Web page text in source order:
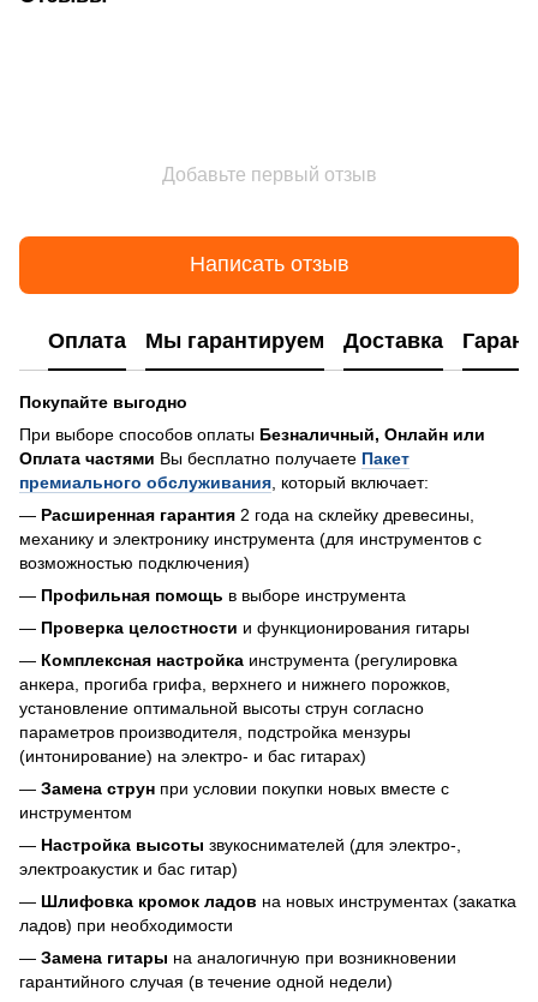
Добавьте первый отзыв
Написать отзыв
Оплата Мы гарантируем Доставка
Покупайте выгодно
При выборе способов оплаты Безналичный, Онлайн или
Оплата частями Вы бесплатно получаете Пакет
премиального обслуживания , который включает:
— Расширенная гарантия 2 года на склейку древесины,
механику и электронику инструмента (для инструментов с
возможностью подключения)
— Профильная помощь в выборе инструмента
— Проверка целостности и функционирования гитары
— Комплексная настройка инструмента (регулировка
анкера, прогиба грифа, верхнего и нижнего порожков,
установление оптимальной высоты струн согласно
параметров производителя, подстройка мензуры
(интонирование) на электро- и бас гитарах)
— Замена струн при условии покупки новых вместе с
инструментом
— Настройка высоты звукоснимателей (для электро-,
электроакустик и бас гитар)
— Шлифовка кромок ладов на новых инструментах (закатка
ладов) при необходимости
— Замена гитары на аналогичную при возникновении
гарантийного случая (в течение одной недели)